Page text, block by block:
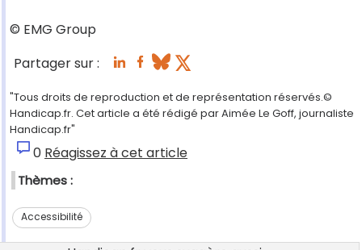
© EMG Group
Partager sur :
"Tous droits de reproduction et de représentation réservés.©
Handicap.fr. Cet article a été rédigé par Aimée Le Goff, journaliste
Handicap.fr"
0 Réagissez à cet article
Thèmes :
Accessibilité